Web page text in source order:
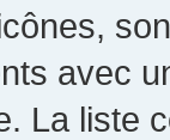
avec
La liste